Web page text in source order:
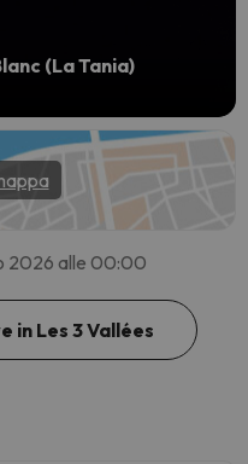
(La Tania)
2026 alle 00:00
in Les 3 Vallées